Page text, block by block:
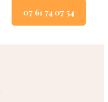
07 61 74 07 54